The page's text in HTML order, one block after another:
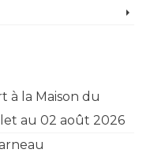
à la Maison du
au 02 août 2026